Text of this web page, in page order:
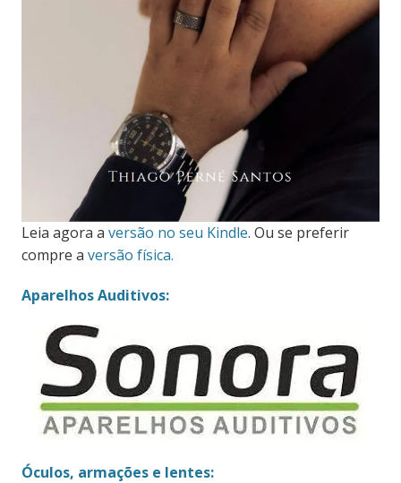
Leia agora a versão no seu Kindle. Ou se preferir
compre a versão física.
Aparelhos Auditivos:
Óculos, armações e lentes: